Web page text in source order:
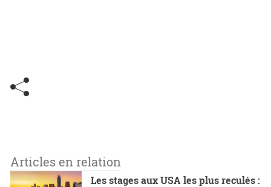
Articles en relation
Les stages aux USA les plus reculés :